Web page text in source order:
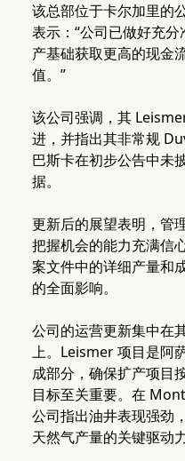
该总部位于卡尔加里的
表示：“公司已做好充
产基础获取更高的现金
值。”
该公司强调，其
进，并指出其非常规
巴斯卡在初步公告中未
据。
更新后的展望表明，管
把握机会的能力充满信
案文件中的详细产量和
的全面影响。
公司的运营更新集中在
上。Leismer 项目是阿
成部分，确保扩产项目
目标至关重要。在
公司指出油井表现强劲
天然气产量的关键驱动力